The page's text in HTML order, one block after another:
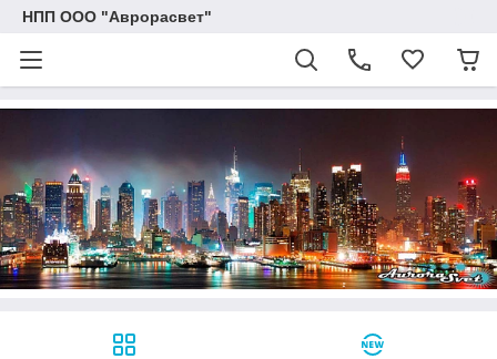
НПП ООО "Аврорасвет"